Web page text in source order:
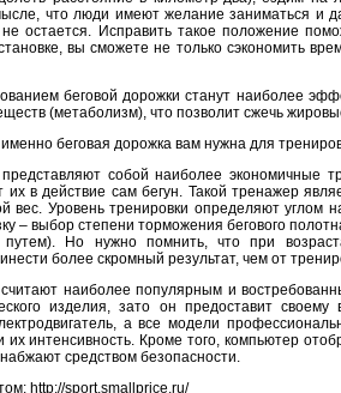
что люди имеют желание заниматься и
остается. Исправить такое положение
вы сможете не только сэкономить
беговой дорожки станут наиболее
(метаболизм), что позволит сжечь
беговая дорожка вам нужна для
собой наиболее экономичные
их в действие сам бегун. Такой тренажер
вес. Уровень тренировки определяют
– выбор степени торможения бегового
Но нужно помнить, что при
более скромный результат, чем от
считают наиболее популярным и
изделия, зато он предоставит своему
а все модели
их интенсивность. Кроме того, компьютер
средством безопасности.
http://sport.smallprice.ru/